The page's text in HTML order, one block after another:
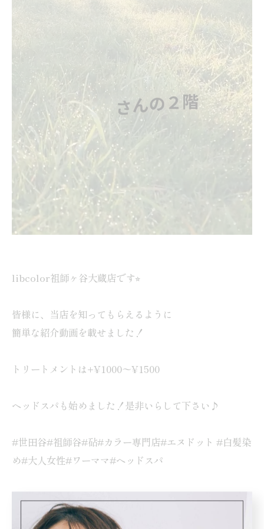
libcolor祖師ヶ谷大蔵店です⭐︎
皆様に、当店を知ってもらえるように
簡単な紹介動画を載せました！
トリートメントは+¥1000〜¥1500
ヘッドスパも始めました！是非いらして下さい♪
#世田谷#祖師谷#砧#カラー専門店#エヌドット #白髪染
め#大人女性#ワーママ#ヘッドスパ